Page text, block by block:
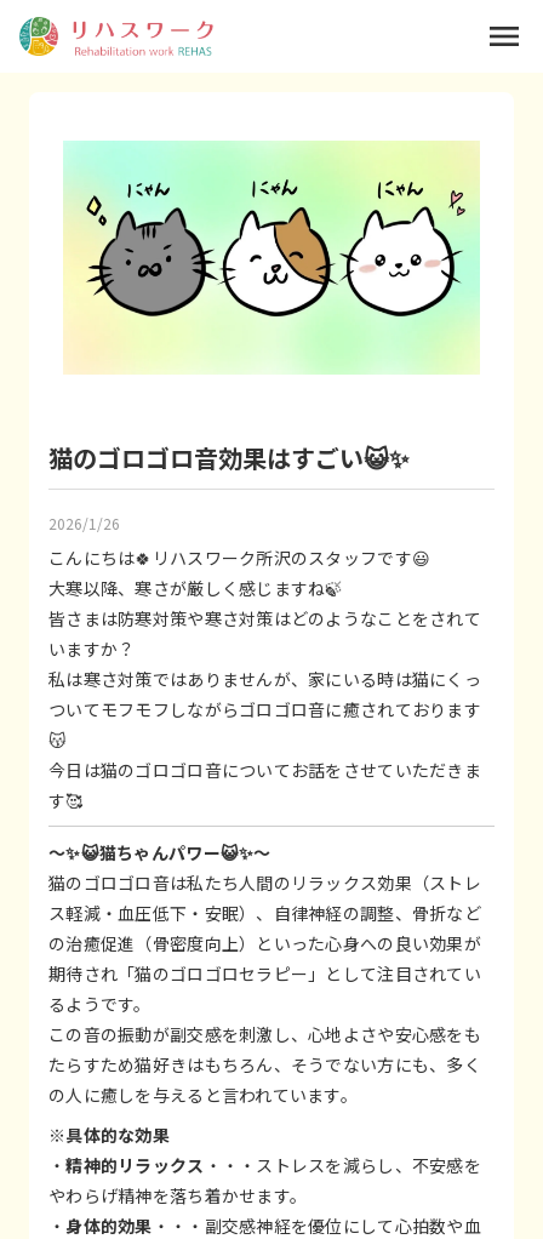
猫のゴロゴロ音効果はすごい😺✨
2026/1/26
こんにちは🍀リハスワーク所沢のスタッフです😃
大寒以降、寒さが厳しく感じますね🍃
皆さまは防寒対策や寒さ対策はどのようなことをされて
いますか？
私は寒さ対策ではありませんが、家にいる時は猫にくっ
ついてモフモフしながらゴロゴロ音に癒されております
😽
今日は猫のゴロゴロ音についてお話をさせていただきま
す🥰
～✨😺猫ちゃんパワー😺✨～
猫のゴロゴロ音は私たち人間のリラックス効果（ストレ
ス軽減・血圧低下・安眠）、自律神経の調整、骨折など
の治癒促進（骨密度向上）といった心身への良い効果が
期待され「猫のゴロゴロセラピー」として注目されてい
るようです。
この音の振動が副交感を刺激し、心地よさや安心感をも
たらすため猫好きはもちろん、そうでない方にも、多く
の人に癒しを与えると言われています。
※具体的な効果
・精神的リラックス ・・・ストレスを減らし、不安感を
やわらげ精神を落ち着かせます。
・ 身体的効果 ・・・副交感神経を優位にして心拍数や血
menu